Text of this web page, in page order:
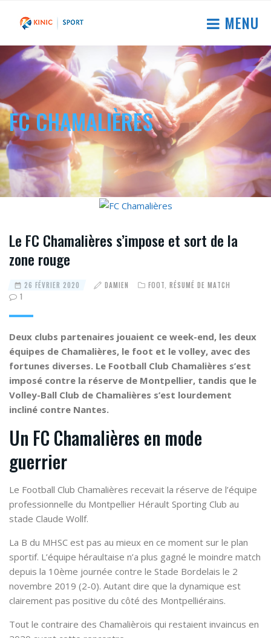
MENU
FC CHAMALIÈRES
Le FC Chamalières s’impose et sort de la
zone rouge
26 FÉVRIER 2020 DAMIEN FOOT RÉSUMÉ DE MATCH
1
Deux clubs partenaires jouaient ce week-end, les deux
équipes de Chamalières, le foot et le volley, avec des
fortunes diverses. Le Football Club Chamalières s’est
imposé contre la réserve de Montpellier, tandis que le
Volley-Ball Club de Chamalières s’est lourdement
incliné contre Nantes.
Un FC Chamalières en mode
guerrier
Le Football Club Chamalières recevait la réserve de l’équipe
professionnelle du Montpellier Hérault Sporting Club au
stade Claude Wollf.
La B du MHSC est pas au mieux en ce moment sur le plan
sportif. L’équipe héraultaise n’a plus gagné le moindre match
depuis la 10ème journée contre le Stade Bordelais le 2
novembre 2019 (2-0). Autant dire que la dynamique est
clairement pas positive du côté des Montpelliérains.
Tout le contraire des Chamalièrois qui restaient invaincus en